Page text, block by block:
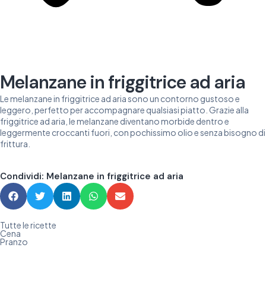
Melanzane in friggitrice ad aria
Le melanzane in friggitrice ad aria sono un contorno gustoso e
leggero, perfetto per accompagnare qualsiasi piatto. Grazie alla
friggitrice ad aria, le melanzane diventano morbide dentro e
leggermente croccanti fuori, con pochissimo olio e senza bisogno di
frittura.
Condividi: Melanzane in friggitrice ad aria
Tutte le ricette
Cena
Pranzo